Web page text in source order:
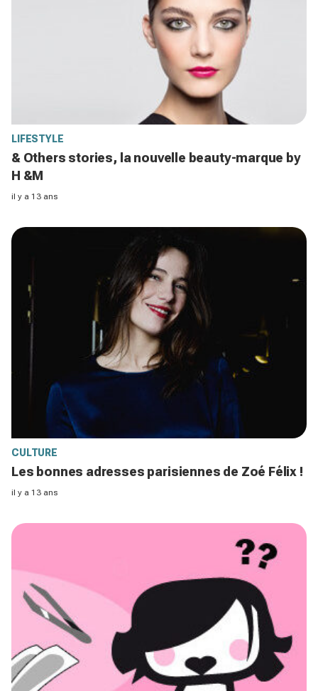
LIFESTYLE
& Others stories, la nouvelle beauty-marque by
H &M
il y a 13 ans
CULTURE
Les bonnes adresses parisiennes de Zoé Félix !
il y a 13 ans